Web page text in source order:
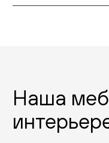
Наша